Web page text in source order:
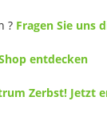
? Fragen Sie uns
entdecken
Zerbst! Jetzt